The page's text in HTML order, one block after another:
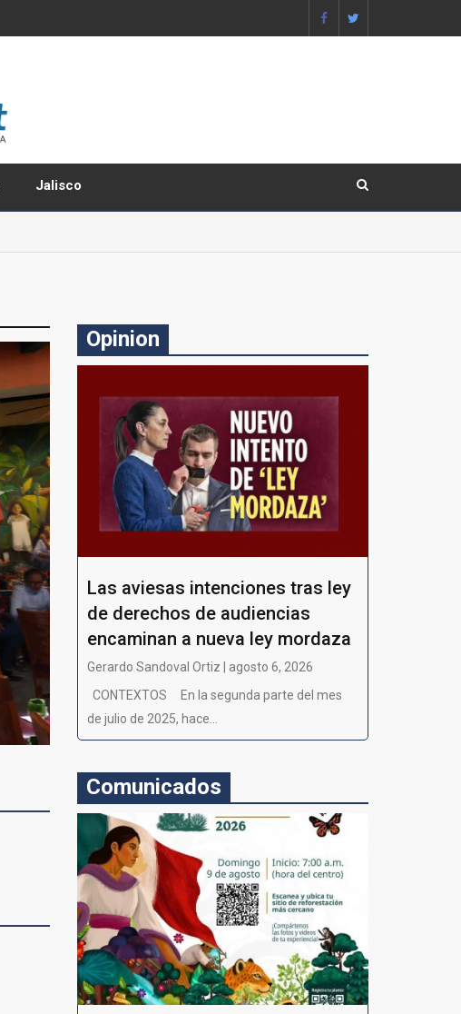
Jalisco
Opinion
Las aviesas intenciones tras ley
de derechos de audiencias
encaminan a nueva ley mordaza
Gerardo Sandoval Ortiz | agosto 6, 2026
CONTEXTOS En la segunda parte del mes
de julio de 2025, hace...
Comunicados